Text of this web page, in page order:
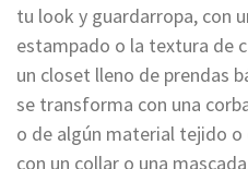
tu look y guardarropa, con
estampado o la textura de
un closet lleno de prendas
se transforma con una
o de algún material tejido
con un collar o una